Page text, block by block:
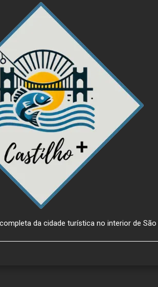
da cidade turística no interior de São